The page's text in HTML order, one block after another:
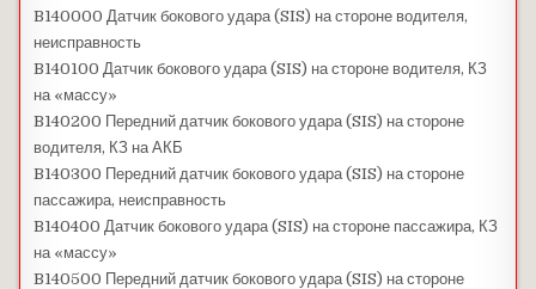
B140000 Датчик бокового удара (SIS) на стороне водителя,
неисправность
B140100 Датчик бокового удара (SIS) на стороне водителя, КЗ
на «массу»
B140200 Передний датчик бокового удара (SIS) на стороне
водителя, КЗ на АКБ
B140300 Передний датчик бокового удара (SIS) на стороне
пассажира, неисправность
B140400 Датчик бокового удара (SIS) на стороне пассажира, КЗ
на «массу»
B140500 Передний датчик бокового удара (SIS) на стороне